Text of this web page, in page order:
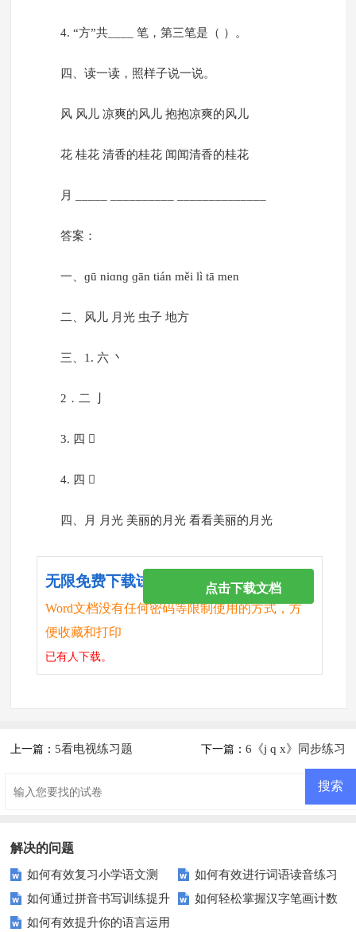
4. “方”共____ 笔，第三笔是（ ）。
四、读一读，照样子说一说。
风 风儿 凉爽的风儿 抱抱凉爽的风儿
花 桂花 清香的桂花 闻闻清香的桂花
月 _____ __________ ______________
答案：
一、ɡū niɑnɡ ɡān tián měi lì tā men
二、风儿 月光 虫子 地方
三、1. 六 丶
2．二 亅
3. 四 
4. 四 
四、月 月光 美丽的月光 看看美丽的月光
无限免费下载试卷
Word文档没有任何密码等限制使用的方式，方
便收藏和打印
已有人下载。
点击下载文档
上一篇： 5看电视练习题 下一篇： 6《j q x》同步练习
解决的问题
如何有效复习小学语文测
试？掌握这些技巧轻松拿高分！
如何有效进行词语读音练习
来提升你的发音清晰度？
如何通过拼音书写训练提升
孩子的汉字学习效率？
如何轻松掌握汉字笔画计数
如何有效提升你的语言运用